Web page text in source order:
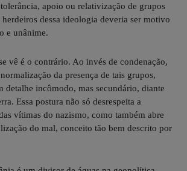
apoio ou relativização de grupos
dessa ideologia deveria ser motivo
e unânime.
vê é o contrário. Ao invés de condenação,
da presença de tais grupos,
detalhe incômodo, mas secundário, diante
Essa postura não só desrespeita a
vítimas do nazismo, como também abre
do mal, conceito tão bem descrito por